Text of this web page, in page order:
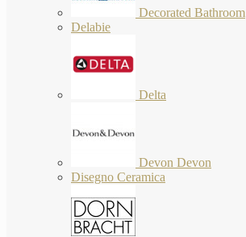
Decorated Bathroom
Delabie
Delta
Devon Devon
Disegno Ceramica